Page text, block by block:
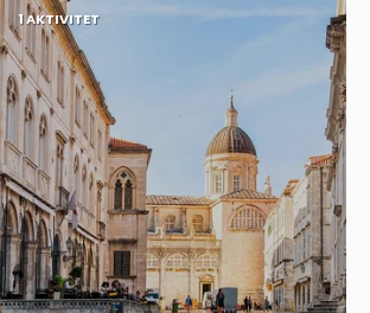
1 AKTIVITET